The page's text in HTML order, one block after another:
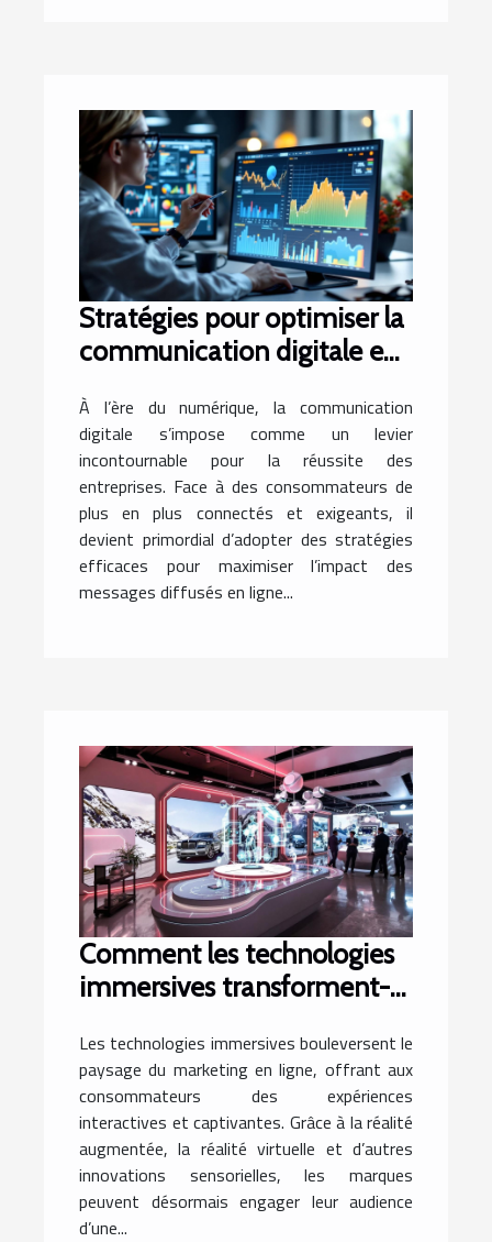
Stratégies pour optimiser la
communication digitale en
À l’ère du numérique, la communication
digitale s’impose comme un levier
incontournable pour la réussite des
entreprises. Face à des consommateurs de
plus en plus connectés et exigeants, il
devient primordial d’adopter des stratégies
efficaces pour maximiser l’impact des
messages diffusés en ligne...
Comment les technologies
immersives transforment-
Les technologies immersives bouleversent le
paysage du marketing en ligne, offrant aux
consommateurs des expériences
interactives et captivantes. Grâce à la réalité
augmentée, la réalité virtuelle et d’autres
innovations sensorielles, les marques
peuvent désormais engager leur audience
d’une...